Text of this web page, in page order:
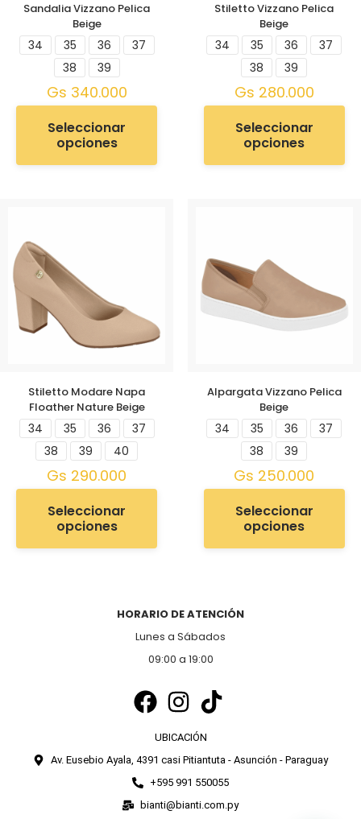
Sandalia Vizzano Pelica
Beige
34 35 36
37
38
39
Gs 340.000
Seleccionar
opciones
Stiletto Vizzano Pelica
Beige
34 35 36
37
38
39
Gs 280.000
Seleccionar
opciones
Stiletto Modare Napa
Floather Nature Beige
34 35 36
37
38
39 40
Gs 290.000
Seleccionar
opciones
Alpargata Vizzano Pelica
Beige
34 35 36
37
38
39
Gs 250.000
Seleccionar
opciones
HORARIO DE ATENCIÓN
Lunes a Sábados
09:00 a 19:00
UBICACIÓN
Av. Eusebio Ayala, 4391 casi Pitiantuta - Asunción - Paraguay
+595 991 550055
bianti@bianti.com.py